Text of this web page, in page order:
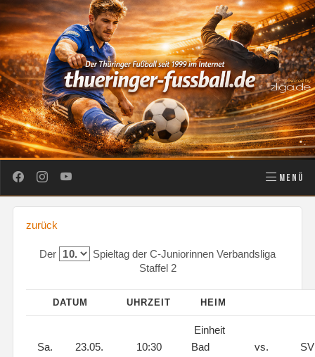
MENÜ
zurück
Der
Spieltag der C-Juniorinnen Verbandsliga
Staffel 2
DATUM UHRZEIT HEIM
Sa. 23.05. 10:30
Einheit
Bad
vs.